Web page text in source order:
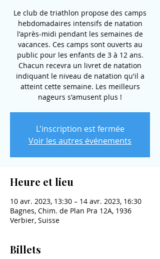
Le club de triathlon propose des camps
hebdomadaires intensifs de natation
l'après-midi pendant les semaines de
vacances. Ces camps sont ouverts au
public pour les enfants de 3 à 12 ans.
Chacun recevra un livret de natation
indiquant le niveau de natation qu'il a
atteint cette semaine. Les meilleurs
nageurs s'amusent plus !
L'inscription est fermée
Voir les autres événements
Heure et lieu
10 avr. 2023, 13:30 – 14 avr. 2023, 16:30
Bagnes, Chim. de Plan Pra 12A, 1936
Verbier, Suisse
Billets